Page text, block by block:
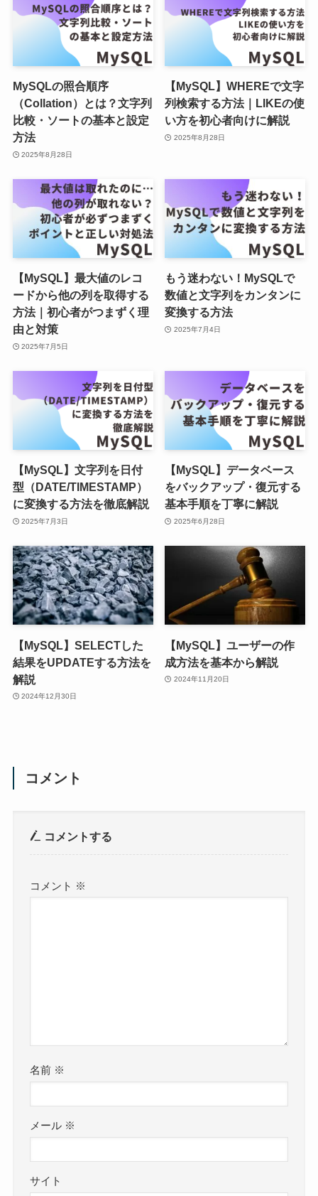
MySQLの照合順序
（Collation）とは？文字列
比較・ソートの基本と設定
方法
2025年8月28日
【MySQL】WHEREで文字
列検索する方法｜LIKEの使
い方を初心者向けに解説
2025年8月28日
【MySQL】最大値のレコ
ードから他の列を取得する
方法｜初心者がつまずく理
由と対策
2025年7月5日
もう迷わない！MySQLで
数値と文字列をカンタンに
変換する方法
2025年7月4日
【MySQL】文字列を日付
型（DATE/TIMESTAMP）
に変換する方法を徹底解説
2025年7月3日
【MySQL】データベース
をバックアップ・復元する
基本手順を丁寧に解説
2025年6月28日
【MySQL】SELECTした
結果をUPDATEする方法を
解説
2024年12月30日
【MySQL】ユーザーの作
成方法を基本から解説
2024年11月20日
コメント
コメントする
コメント ※
名前 ※
メール ※
サイト